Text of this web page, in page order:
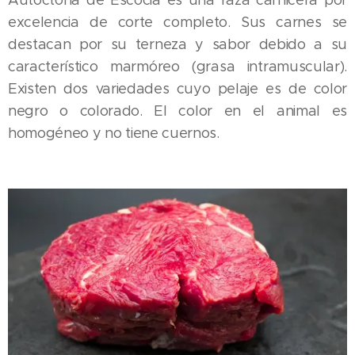
excelencia de corte completo. Sus carnes se
destacan por su terneza y sabor debido a su
característico marmóreo (grasa intramuscular).
Existen dos variedades cuyo pelaje es de color
negro o colorado. El color en el animal es
homogéneo y no tiene cuernos.